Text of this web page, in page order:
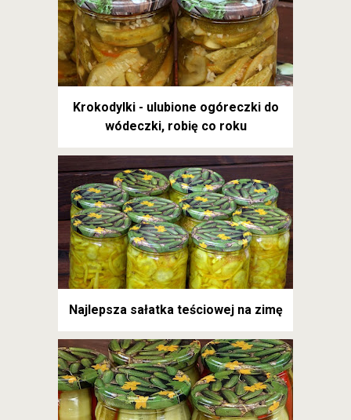
Krokodylki - ulubione ogóreczki do
wódeczki, robię co roku
Najlepsza sałatka teściowej na zimę